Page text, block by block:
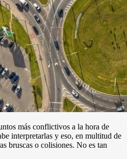
más conflictivos a la hora de
interpretarlas y eso, en multitud de
bruscas o colisiones. No es tan